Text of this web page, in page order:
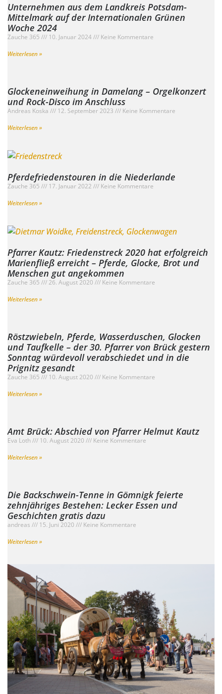
Unternehmen aus dem Landkreis Potsdam-
Mittelmark auf der Internationalen Grünen
Woche 2024
Zauche 365 10. Januar 2024
Keine Kommentare
Weiterlesen »
Glockeneinweihung in Damelang – Orgelkonzert
und Rock-Disco im Anschluss
Andreas Koska 12. September 2023
Keine Kommentare
Weiterlesen »
Pferdefriedenstouren in die Niederlande
Zauche 365 17. Januar 2022
Keine Kommentare
Weiterlesen »
Pfarrer Kautz: Friedenstreck 2020 hat erfolgreich
Marienfließ erreicht – Pferde, Glocke, Brot und
Menschen gut angekommen
Zauche 365 26. August 2020
Keine Kommentare
Weiterlesen »
Röstzwiebeln, Pferde, Wasserduschen, Glocken
und Taufkelle – der 30. Pfarrer von Brück gestern
Sonntag würdevoll verabschiedet und in die
Prignitz gesandt
Zauche 365 10. August 2020
Keine Kommentare
Weiterlesen »
Amt Brück: Abschied von Pfarrer Helmut Kautz
Eva Loth 10. August 2020
Keine Kommentare
Weiterlesen »
Die Backschwein-Tenne in Gömnigk feierte
zehnjähriges Bestehen: Lecker Essen und
Geschichten gratis dazu
andreas 15. Juni 2020
Keine Kommentare
Weiterlesen »